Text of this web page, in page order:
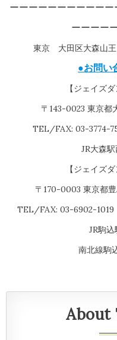
ーーーーーーーーーー
ーーーー
東京 大田区大森山
●お問い
【ジェイズ
〒143-0023 東京都
TEL/FAX: 03-3774-
JR大森駅
【ジェイズ
〒170-0003 東京都
TEL/FAX: 03-6902-
JR駒込
南北線駒
About